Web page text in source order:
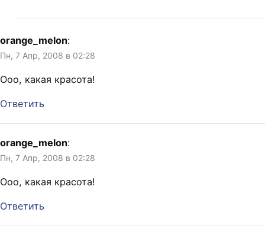
orange_melon:
Пн, 7 Апр, 2008 в 02:28
Ооо, какая красота!
Ответить
orange_melon:
Пн, 7 Апр, 2008 в 02:28
Ооо, какая красота!
Ответить